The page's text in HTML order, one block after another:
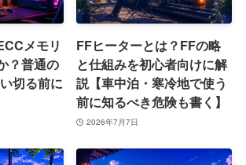
メモリ
？普通の
切る前に
FFヒーターとは？FFの略
と仕組みを初心者向けに解
説【車中泊・寒冷地で使う
前に知るべき危険も書く】
2026年7月7日